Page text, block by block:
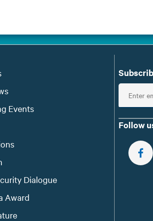
Events
Dialogue
Award
E
n
t
eFollow